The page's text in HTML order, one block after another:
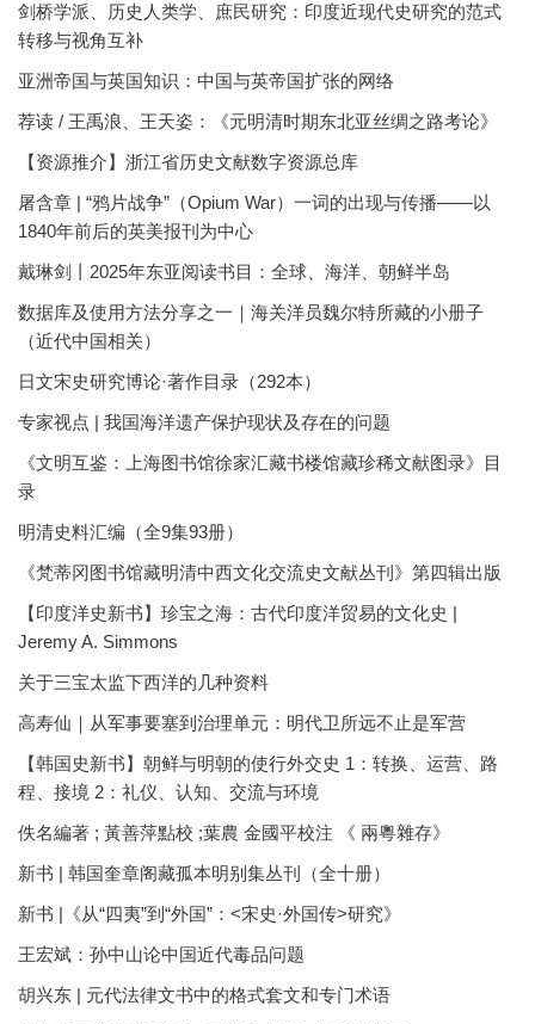
剑桥学派、历史人类学、庶民研究：印度近现代史研究的范式
转移与视角互补
亚洲帝国与英国知识：中国与英帝国扩张的网络
荐读 / 王禹浪、王天姿：《元明清时期东北亚丝绸之路考论》
【资源推介】浙江省历史文献数字资源总库
屠含章 | “鸦片战争”（Opium War）一词的出现与传播——以
1840年前后的英美报刊为中心
戴琳剑丨2025年东亚阅读书目：全球、海洋、朝鲜半岛
数据库及使用方法分享之一｜海关洋员魏尔特所藏的小册子
（近代中国相关）
日文宋史研究博论·著作目录（292本）
专家视点 | 我国海洋遗产保护现状及存在的问题
《文明互鉴：上海图书馆徐家汇藏书楼馆藏珍稀文献图录》目
录
明清史料汇编（全9集93册）
《梵蒂冈图书馆藏明清中西文化交流史文献丛刊》第四辑出版
【印度洋史新书】珍宝之海：古代印度洋贸易的文化史 |
Jeremy A. Simmons
关于三宝太监下西洋的几种资料
高寿仙｜从军事要塞到治理单元：明代卫所远不止是军营
【韩国史新书】朝鲜与明朝的使行外交史 1：转换、运营、路
程、接境 2：礼仪、认知、交流与环境
佚名編著 ; 黃善萍點校 ;葉農 金國平校注 《 兩粵雜存》
新书 | 韩国奎章阁藏孤本明别集丛刊（全十册）
新书 |《从“四夷”到“外国”：<宋史·外国传>研究》
王宏斌：孙中山论中国近代毒品问题
胡兴东 | 元代法律文书中的格式套文和专门术语